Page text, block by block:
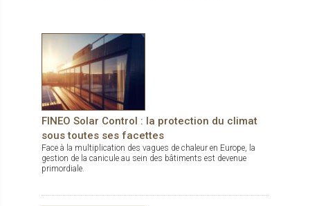
pour une utilisation en atelier, pour la pose de verre sur une
table de travail. De par sa construction le transport de verre
latéral est aussi possible. Il est pourvu de 3 ventouses de
sécurité à pompe (levage unitaire 140 kg). Pourvu d’un crochet
en option, c’est aussi une grue mobile sur chantier
FINEO Solar Control : la protection du climat
sous toutes ses facettes
Face à la multiplication des vagues de chaleur en Europe, la
gestion de la canicule au sein des bâtiments est devenue
primordiale.